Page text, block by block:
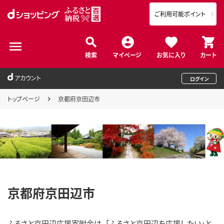
検索 マイページ お気に入り カート
ご利用可能ポイント
アカウント ログイン
トップページ 京都府京田辺市
京都府京田辺市